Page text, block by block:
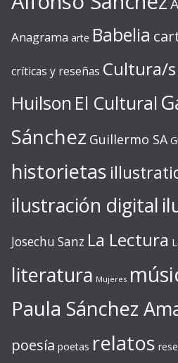
Anagrama arte Babelia
críticas y reseñas Cultura/s
Huilson El Cultural
Sánchez Guillermo SA
historietas
ilustración digital
Josechu Sanz La Lectura
literatura Mujeres
Paula Sánchez
poesía poetas relatos